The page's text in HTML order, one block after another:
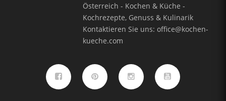
Österreich - Kochen & Küche -
Kochrezepte, Genuss & Kulinarik
Kontaktieren Sie uns:office@kochen-
kueche.com